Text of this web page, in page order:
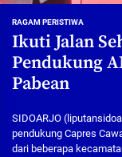
RAGAM PERISTIWA
Ikuti Jalan
Pendukung
Pabean
SIDOARJO
pendukung Capres
dari beberapa